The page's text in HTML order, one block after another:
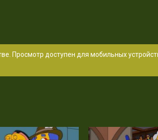
Просмотр доступен для мобильных